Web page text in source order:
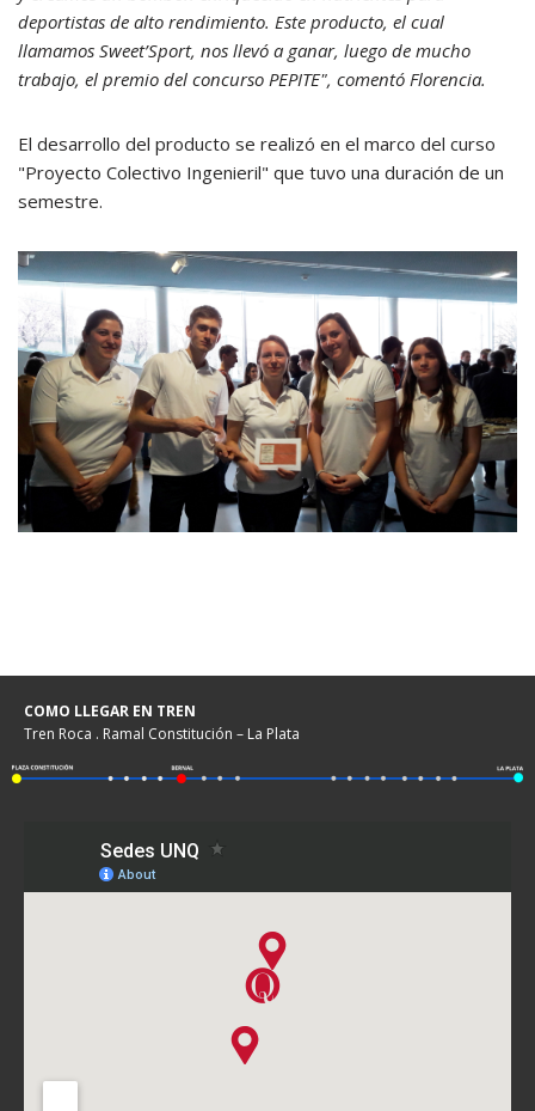
deportistas de alto rendimiento. Este producto, el cual
llamamos Sweet’Sport, nos llevó a ganar, luego de mucho
trabajo, el premio del concurso PEPITE", comentó Florencia.
El desarrollo del producto se realizó en el marco del curso
"Proyecto Colectivo Ingenieril" que tuvo una duración de un
semestre.
COMO LLEGAR EN TREN
Tren Roca . Ramal Constitución – La Plata